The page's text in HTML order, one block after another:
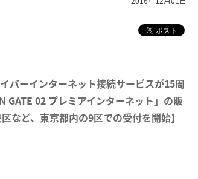
バーインターネット接続サービスが15周
GATE 02 プレミアインターネット」の販
など、東京都内の9区での受付を開始】